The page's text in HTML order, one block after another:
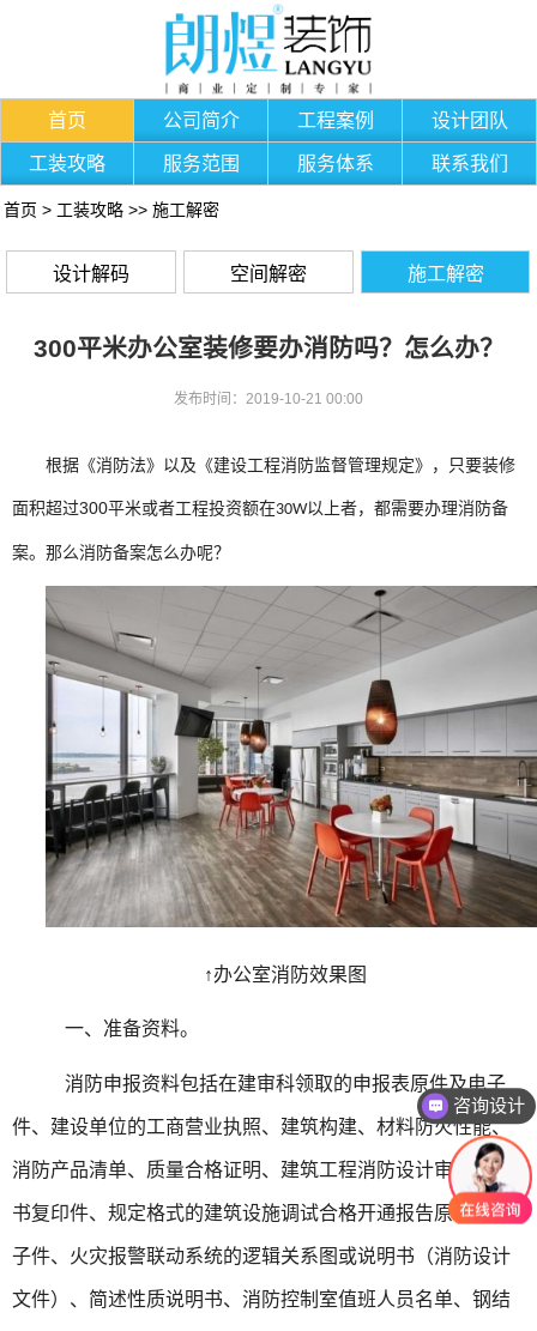
首页 公司简介 工程案例 设计团队
工装攻略 服务范围 服务体系 联系我们
首页 > 工装攻略 >> 施工解密
设计解码 空间解密 施工解密
300平米办公室装修要办消防吗？怎么办？
发布时间：2019-10-21 00:00
根据《消防法》以及《建设工程消防监督管理规定》，只要装修
面积超过300平米或者工程投资额在30W以上者，都需要办理消防备
案。那么消防备案怎么办呢？
↑办公室消防效果图
一、准备资料。
消防申报资料包括在建审科领取的申报表原件及电子
件、建设单位的工商营业执照、建筑构建、材料防火性能、
消防产品清单、质量合格证明、建筑工程消防设计审核意见
书复印件、规定格式的建筑设施调试合格开通报告原件及电
子件、火灾报警联动系统的逻辑关系图或说明书（消防设计
文件）、简述性质说明书、消防控制室值班人员名单、钢结
咨询设计